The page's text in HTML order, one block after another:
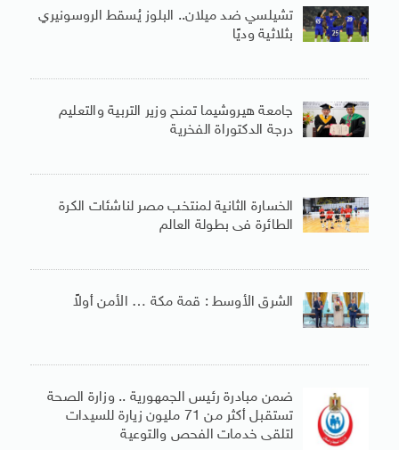
تشيلسي ضد ميلان.. البلوز يُسقط الروسونيري
بثلاثية وديًا
جامعة هيروشيما تمنح وزير التربية والتعليم
درجة الدكتوراة الفخرية
الخسارة الثانية لمنتخب مصر لناشئات الكرة
الطائرة فى بطولة العالم
الشرق الأوسط : قمة مكة … الأمن أولاً
ضمن مبادرة رئيس الجمهورية .. وزارة الصحة
تستقبل أكثر من 71 مليون زيارة للسيدات
لتلقى خدمات الفحص والتوعية